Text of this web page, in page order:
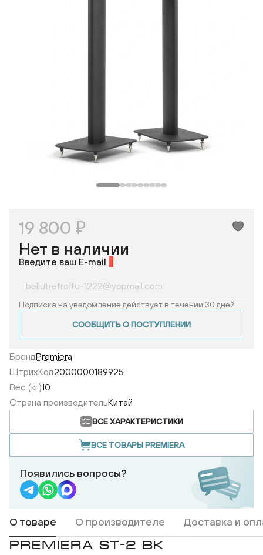
19 800 ₽
Нет в наличии
Введите ваш E-mail
Подписка на уведомление действует в течении 30 дней
СООБЩИТЬ О ПОСТУПЛЕНИИ
БрендPremiera
ШтрихКод2000000189925
Вес (кг)10
Страна производительКитай
ВСЕ ХАРАКТЕРИСТИКИ
ВСЕ ТОВАРЫ PREMIERA
Появились вопросы?
О товаре О производителе Доставка и
PREMIERA ST-2 BK